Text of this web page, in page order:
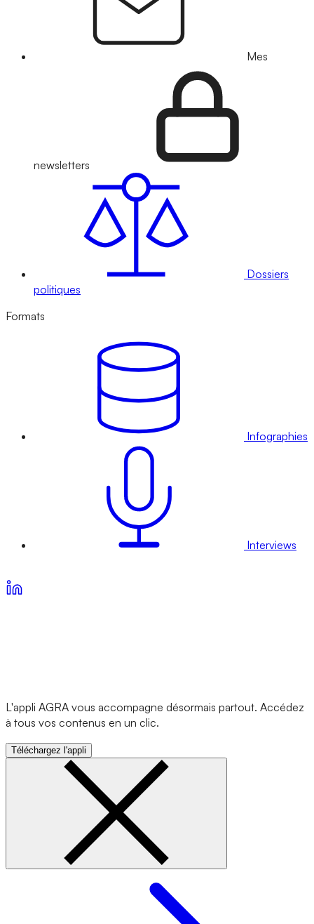
Mes
newsletters
Dossiers
politiques
Formats
Infographies
Interviews
L'appli AGRA vous accompagne désormais partout. Accédez
à tous vos contenus en un clic.
Téléchargez l'appli